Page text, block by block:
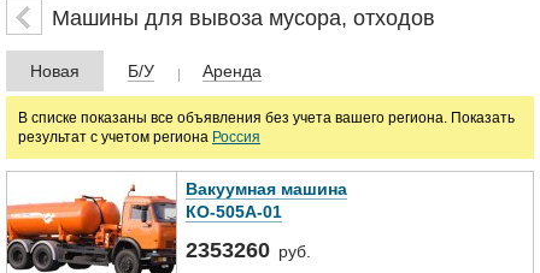
Мультилифты
Цена
руб.
Марка
Машины для вывоза мусора, отходов
Новая Б/У Аренда
В списке показаны все объявления без учета вашего региона. Показать
результат с учетом региона Россия
Вакуумная машина
КО-505А-01
2353260 руб.